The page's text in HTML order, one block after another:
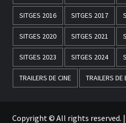
SITGES 2016 SITGES 2017
SITGES 2020 SITGES 2021
SITGES 2023 SITGES 2024
TRAILERS DE CINE TRAILERS DE
Copyright © All rights reserved. |